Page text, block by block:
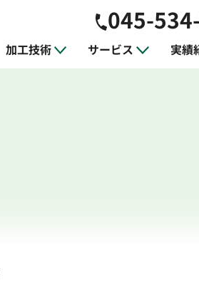
045-
加工技術 サービス 実績